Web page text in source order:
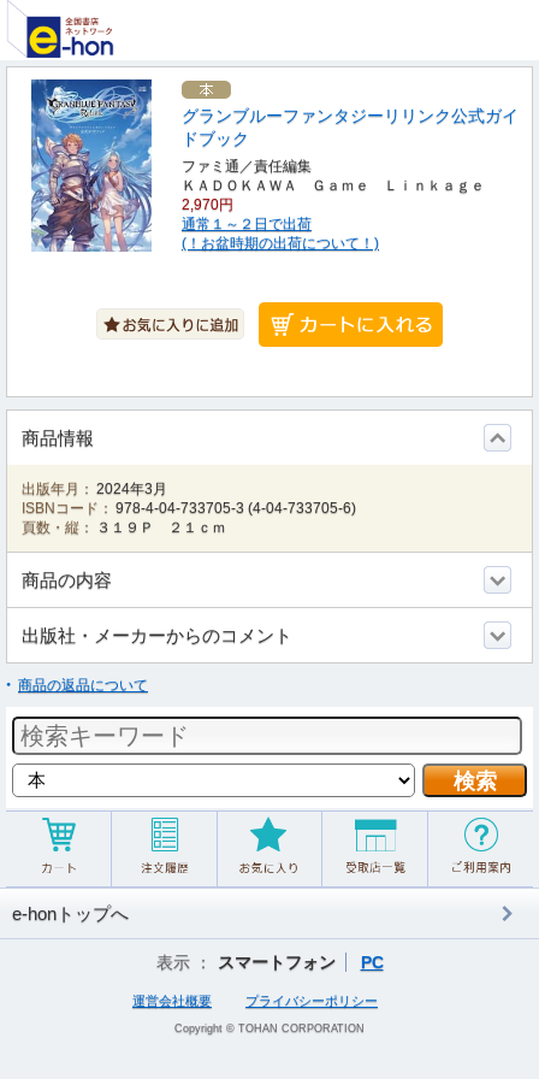
グランブルーファンタジーリリンク公式ガイ
ドブック
ファミ通／責任編集
ＫＡＤＯＫＡＷＡ Ｇａｍｅ Ｌｉｎｋａｇｅ
2,970円
通常１～２日で出荷
(！お盆時期の出荷について！)
商品情報
出版年月： 2024年3月
ISBNコード： 978-4-04-733705-3 (4-04-733705-6)
頁数・縦：
３１９Ｐ ２１ｃｍ
商品の内容
出版社・メーカーからのコメント
商品の返品について
e-honトップへ
表示 ： スマートフォン PC
運営会社概要 プライバシーポリシー
Copyright © TOHAN CORPORATION